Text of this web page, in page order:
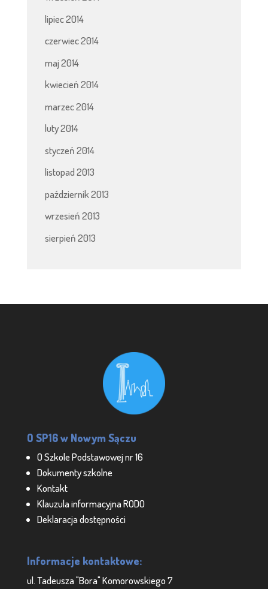
lipiec 2014
czerwiec 2014
maj 2014
kwiecień 2014
marzec 2014
luty 2014
styczeń 2014
listopad 2013
październik 2013
wrzesień 2013
sierpień 2013
O SP16 w Nowym Sączu
O Szkole Podstawowej nr 16
Dokumenty szkolne
Kontakt
Klauzula informacyjna RODO
Deklaracja dostępności
Informacje kontaktowe:
ul. Tadeusza "Bora" Komorowskiego 7